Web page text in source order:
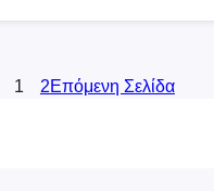
γνώρισε μαζική αποδοχή και
1 2Επόμενη Σελίδα